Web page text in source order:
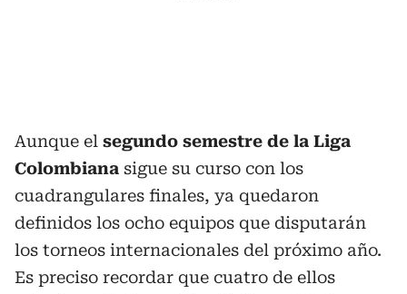
Aunque el segundo semestre de la Liga
Colombiana sigue su curso con los
cuadrangulares finales, ya quedaron
definidos los ocho equipos que disputarán
los torneos internacionales del próximo año.
Es preciso recordar que cuatro de ellos